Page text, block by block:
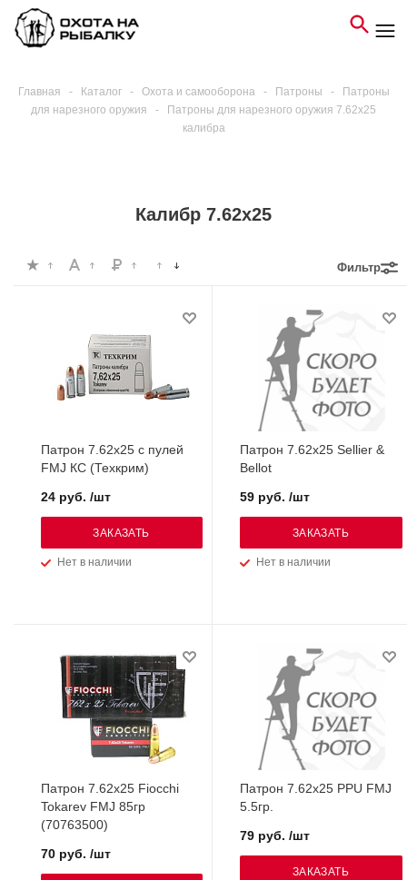
Главная - Каталог - Охота и самооборона - Патроны -
Патроны
для нарезного оружия
-
Патроны для нарезного оружия 7.62х25
калибра
Калибр 7.62х25
Фильтр
Патрон 7.62х25 с пулей
FMJ КС (Техкрим)
Нет в наличии
24 руб. /шт
ЗАКАЗАТЬ
Патрон 7.62х25 Sellier &
Bellot
Нет в наличии
59 руб. /шт
ЗАКАЗАТЬ
Патрон 7.62х25 Fiocchi
Tokarev FMJ 85гр
(70763500)
70 руб. /шт
Патрон 7.62х25 PPU FMJ
5.5гр.
79 руб. /шт
ЗАКАЗАТЬ